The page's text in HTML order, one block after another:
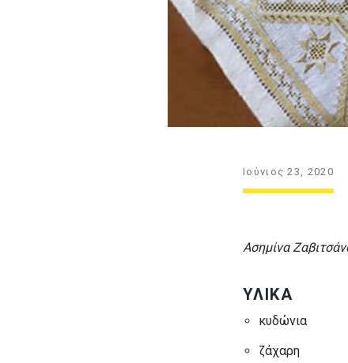
Ιούνιος 23, 2020
Ασημίνα
ΥΛΙΚΑ
κυδώνια
ζάχαρη